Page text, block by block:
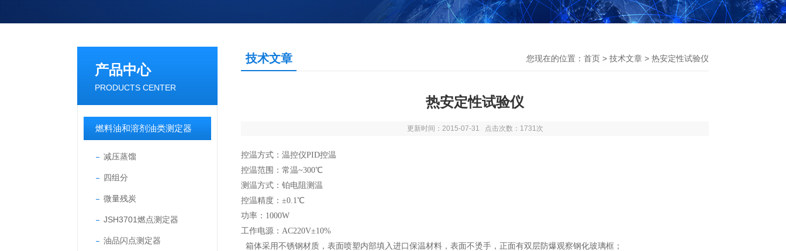
产品中心
PRODUCTS CENTER
燃料油和溶剂油类测定器
减压蒸馏
四组分
微量残炭
JSH3701燃点测定器
油品闪点测定器
技术文章 您现在的位置： 首页 > 技术文章 > 热安定性试验仪
热安定性试验仪
更新时间：2015-07-31 点击次数：1731次
控温方式：温控仪PID控温
控温范围：常温~300℃
测温方式：铂电阻测温
控温精度：±0.1℃
功率：1000W
工作电源：AC220V±10%
箱体采用不锈钢材质，表面喷塑内部填入进口保温材料，表面不烫手，正面有双层防爆观察钢化玻璃框；